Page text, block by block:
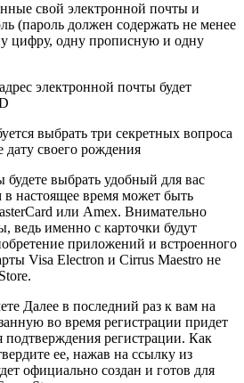
свой электронной почты и
(пароль должен содержать не менее
цифру, одну прописную и одну
электронной почты будет
выбрать три секретных вопроса
своего рождения
выбрать удобный для вас
настоящее время может быть
или Amex. Внимательно
ведь именно с карточки будут
приложений и встроенного
Visa Electron и Cirrus Maestro не
Далее в последний раз к вам на
во время регистрации придет
подтверждения регистрации. Как
ее, нажав на ссылку из
официально создан и готов для